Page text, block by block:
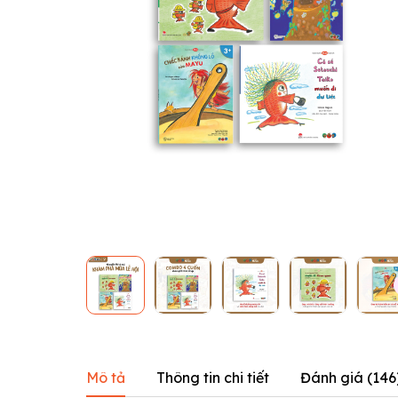
Mô tả Thông tin chi tiết Đánh giá (146